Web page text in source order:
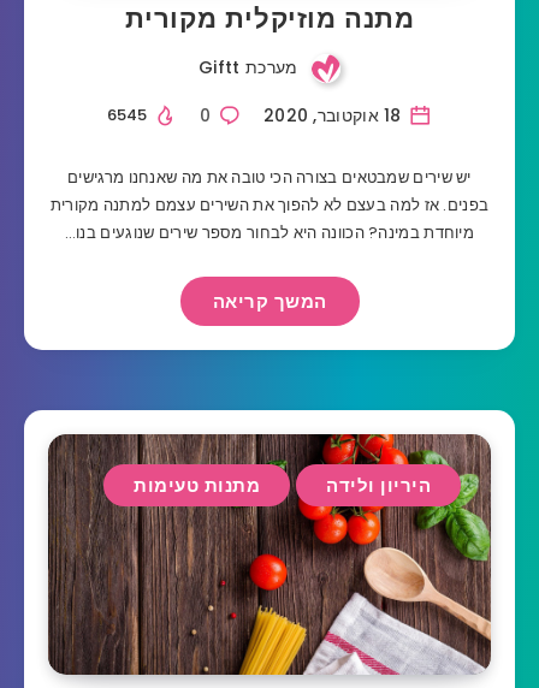
מתנה מוזיקלית מקורית
מערכת Giftt
0
יש שירים שמבטאים בצורה הכי טובה את מה שאנחנו מרגישים
בפנים. אז למה בעצם לא להפוך את השירים עצמם למתנה מקורית
מיוחדת במינה? הכוונה היא לבחור מספר שירים שנוגעים בנו…
המשך קריאה
היריון ולידה מתנות טעימות